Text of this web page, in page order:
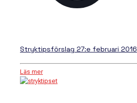
Stryktipsförslag 27:e februari 2016
Läs mer